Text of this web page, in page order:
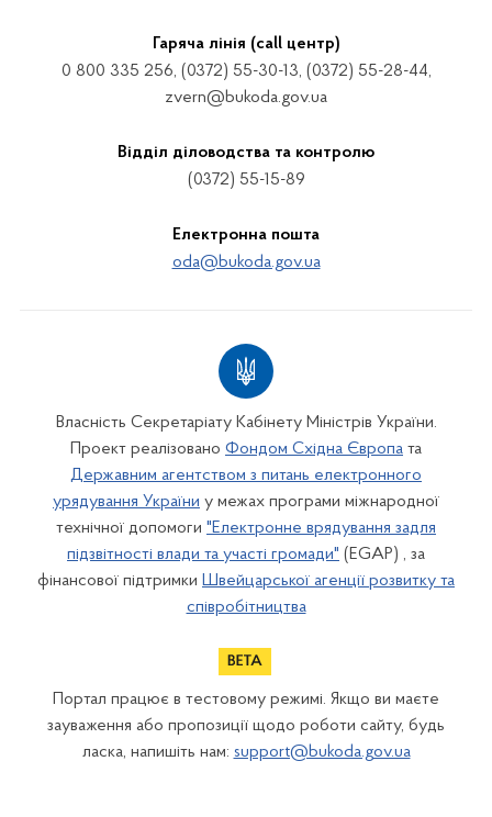
Гаряча лінія (call центр)
0 800 335 256, (0372) 55-30-13, (0372) 55-28-44,
zvern@bukoda.gov.ua
Відділ діловодства та контролю
(0372) 55-15-89
Електронна пошта
oda@bukoda.gov.ua
Власність Секретаріату Кабінету Міністрів України.
Проект реалізовано Фондом Східна Європа та
Державним агентством з питань електронного
урядування України у межах програми міжнародної
технічної допомоги "Електронне врядування задля
підзвітності влади та участі громади" (EGAP) , за
фінансової підтримки Швейцарської агенції розвитку та
співробітництва
Портал працює в тестовому режимі. Якщо ви маєте
зауваження або пропозиції щодо роботи сайту, будь
ласка, напишіть нам: support@bukoda.gov.ua